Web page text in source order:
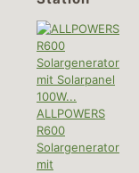
ALLPOWERS
R600
Solargenerator
mit